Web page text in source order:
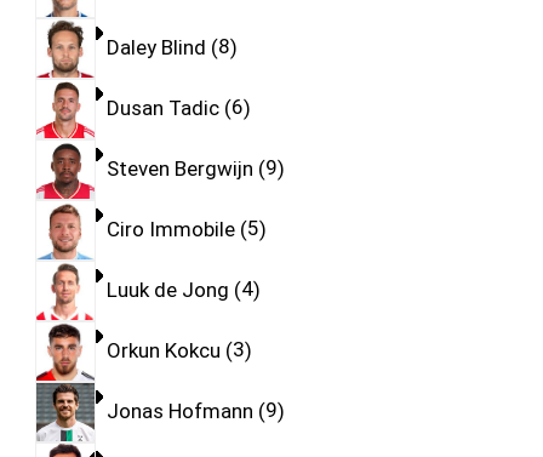
Daley Blind 8
Dusan Tadic 6
Steven Bergwijn 9
Ciro Immobile 5
Luuk de Jong 4
Orkun Kokcu 3
Jonas Hofmann 9